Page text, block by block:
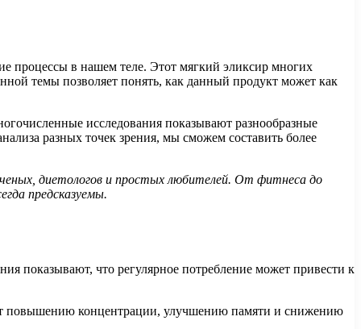
процессы в нашем теле. Этот мягкий эликсир многих
темы позволяет понять, как данный продукт может как
исследования показывают разнообразные
разных точек зрения, мы сможем составить более
диетологов и простых любителей. От фитнеса до
предсказуемы.
показывают, что регулярное потребление может привести к
повышению концентрации, улучшению памяти и снижению